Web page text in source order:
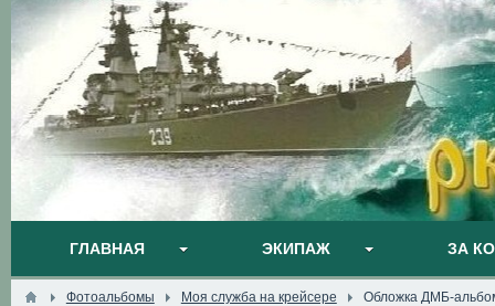
ГЛАВНАЯ ЭКИПАЖ ЗА
Фотоальбомы Моя служба на крейсере Обложка ДМБ-